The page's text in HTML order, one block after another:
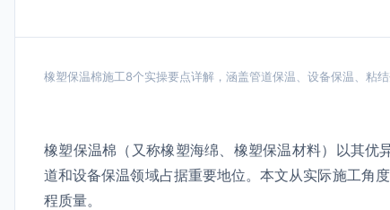
橡塑保温棉施工8个实操要点详解，涵盖管道保温、设备保温、粘
橡塑保温棉（又称橡塑海绵、橡塑保温材料）以其
道和设备保温领域占据重要地位。本文从实际施工角
程质量。